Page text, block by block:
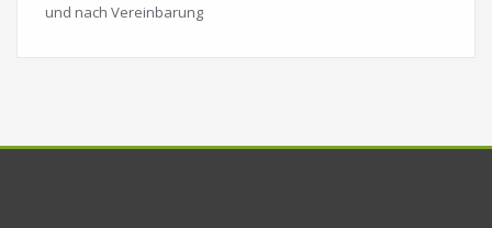
und nach Vereinbarung